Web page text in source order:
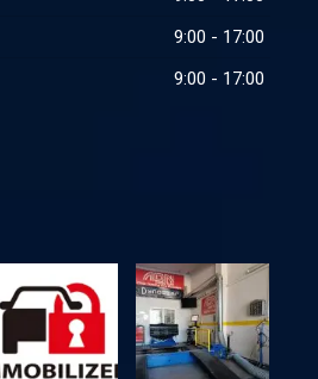
9:00 - 17:00
9:00 - 17:00